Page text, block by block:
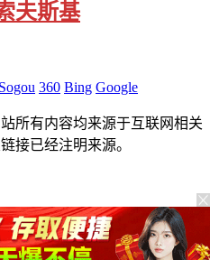
夫斯基
Sogou 360 Bing Google
所有内容均来源于互联网相关
接已经注明来源。